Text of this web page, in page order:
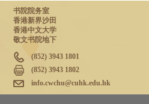
书院院务室
香港新界沙田
香港中文大学
敬文书院地下
(852) 3943 1801
(852) 3943 1802
info.cwchu@cuhk.edu.hk